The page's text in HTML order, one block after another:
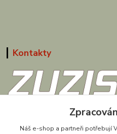
Kontakty
Náš e-shop a partneři potřebují